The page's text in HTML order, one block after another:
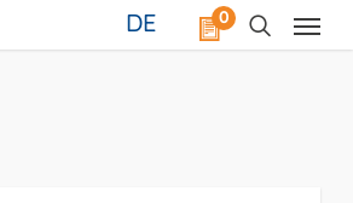
0
DE